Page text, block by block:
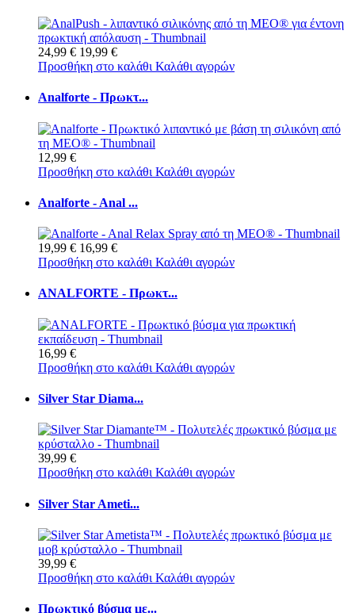
24,99 € 19,99 €
Προσθήκη στο καλάθι Καλάθι αγορών
Analforte - Πρωκτ...
12,99 €
Προσθήκη στο καλάθι Καλάθι αγορών
Analforte - Anal ...
19,99 € 16,99 €
Προσθήκη στο καλάθι Καλάθι αγορών
ANALFORTE - Πρωκτ...
16,99 €
Προσθήκη στο καλάθι Καλάθι αγορών
Silver Star Diama...
39,99 €
Προσθήκη στο καλάθι Καλάθι αγορών
Silver Star Ameti...
39,99 €
Προσθήκη στο καλάθι Καλάθι αγορών
Πρωκτικό βύσμα με...